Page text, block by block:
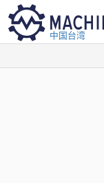
中国台湾